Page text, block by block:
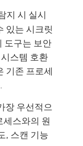
지 시 실시
있는 시크릿
도구는 보안
스템 호환
기존 프로세
장 우선적으
스와의 원
, 스캔 기능